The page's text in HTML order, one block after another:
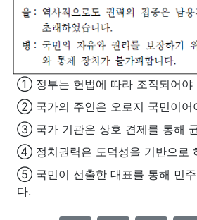
① 정부는 헌법에 따라 조직되어야
② 국가의 주인은 오로지 국민이어
③ 국가 기관은 상호 견제를 통해
④ 정치권력은 도덕성을 기반으로
⑤ 국민이 선출한 대표를 통해 민
다.